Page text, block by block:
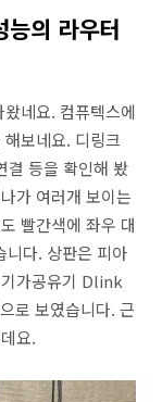
능의 라우터
네요. 컴퓨텍스에
보네요. 디링크
등을 확인해 봤
가 여러개 보이는
빨간색에 좌우 대
니다. 상판은 피아
가공유기 Dlink
로 보였습니다. 근
요.